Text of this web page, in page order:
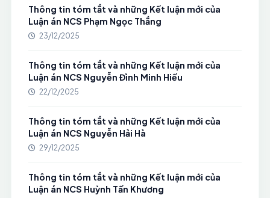
Thông tin tóm tắt và những Kết luận mới của
Luận án NCS Phạm Ngọc Thắng
23/12/2025
Thông tin tóm tắt và những Kết luận mới của
Luận án NCS Nguyễn Đình Minh Hiếu
22/12/2025
Thông tin tóm tắt và những Kết luận mới của
Luận án NCS Nguyễn Hải Hà
29/12/2025
Thông tin tóm tắt và những Kết luận mới của
Luận án NCS Huỳnh Tấn Khương